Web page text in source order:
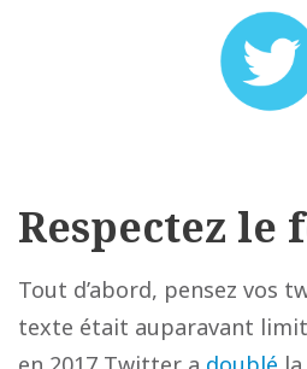
Respectez le
Tout d’abord, pensez vos
texte était auparavant